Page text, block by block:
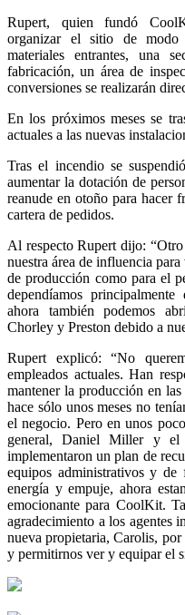
Rupert, quien fundó
organizar el sitio de
materiales entrantes, una
fabricación, un área de
conversiones se realizarán
En los próximos meses se
actuales a las nuevas
Tras el incendio se
aumentar la dotación de
reanude en otoño para hacer
cartera de pedidos.
Al respecto Rupert dijo:
nuestra área de influencia
de producción como para el
dependíamos
ahora también podemos
Chorley y Preston debido a
Rupert explicó: “No
empleados actuales. Han
mantener la producción en las
hace sólo unos meses no
el negocio. Pero en unos
general, Daniel Miller y el
implementaron un plan de
equipos administrativos y de
energía y empuje, ahora
emocionante para CoolKit.
agradecimiento a los agentes
nueva propietaria, Carolis, por
y permitirnos ver y equipar el